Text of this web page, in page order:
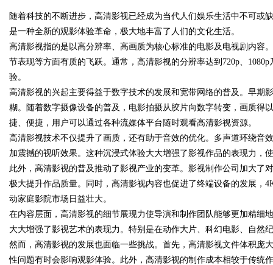
uz
!
随着科技的不断进步，高清影视已经成为当代人们娱乐生活中不可或
是一种全新的观影体验革命，极大地丰富了人们的文化生活。
高清影视指的是以高分辨率、高画质为核心标准的电影及电视剧内容
节表现等方面有质的飞跃。通常，高清影视的分辨率达到720p、
验。
高清影视的兴起主要得益于数字技术的发展和宽带网络的普及。早期
糊。随着数字摄像设备的普及，电影拍摄从胶片向数字转变，画质得
捷、便捷，用户可以通过各种流媒体平台随时观看高清影视资源。
高清影视技术不仅提升了画质，还有助于音效的优化。多声道环绕音
加震撼的视听效果。这种沉浸式体验大大增强了影视作品的表现力，
此外，高清影视的普及推动了影视产业的变革。影视制作公司加大了
极大提升作品质量。同时，高清影视内容也促进了终端设备的发展，
动家庭影院市场日益壮大。
在内容层面，高清影视的细节展现力使导演和制作团队能够更加精细
大大增强了影视艺术的表现力。特别是在动作大片、科幻电影、自然
然而，高清影视的发展也面临一些挑战。首先，高清影视文件体积庞
性问题有时会影响观影体验。此外，高清影视的制作成本相较于传统
规全品类承运解决方 发体系全解析